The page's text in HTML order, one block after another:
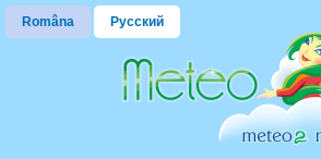
Româna Русский